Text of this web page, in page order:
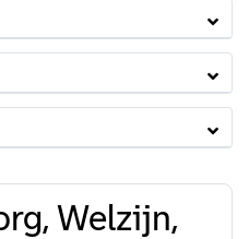
Welzijn,